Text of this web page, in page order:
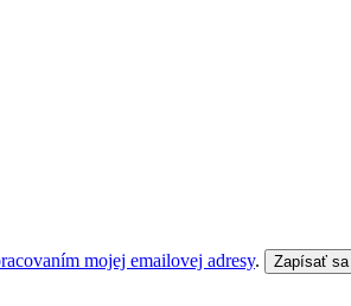
mojej emailovej adresy. Zapísať sa